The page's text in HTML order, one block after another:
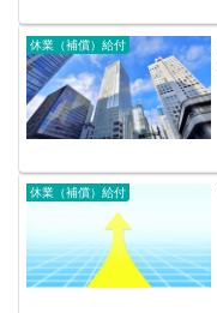
休業（補償）給付
休業（補償）給付